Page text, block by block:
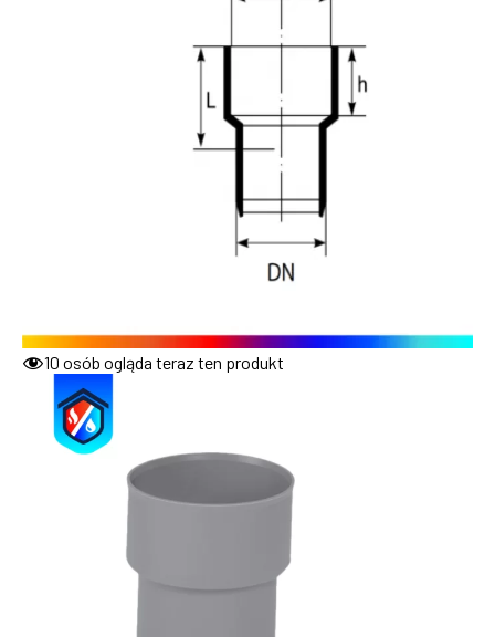
10 osób ogląda teraz ten produkt